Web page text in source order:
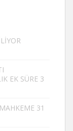
EK SÜRE 3
31